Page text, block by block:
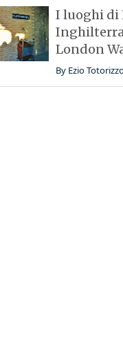
I luoghi di
London
By Ezio